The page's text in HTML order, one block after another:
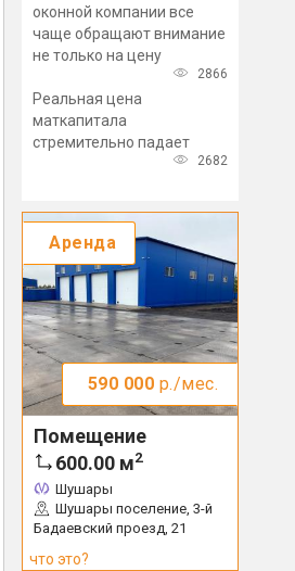
Доля корпусов низкой
готовности на первичке
Петербурга составляет 13%
оконной компании все
чаще обращают внимание
не только на цену
2866
Реальная цена
маткапитала
стремительно падает
2682
Аренда
590 000 р./мес.
Помещение
600.00 м2
Шушары
Шушары поселение, 3-й
Бадаевский проезд, 21
что это?